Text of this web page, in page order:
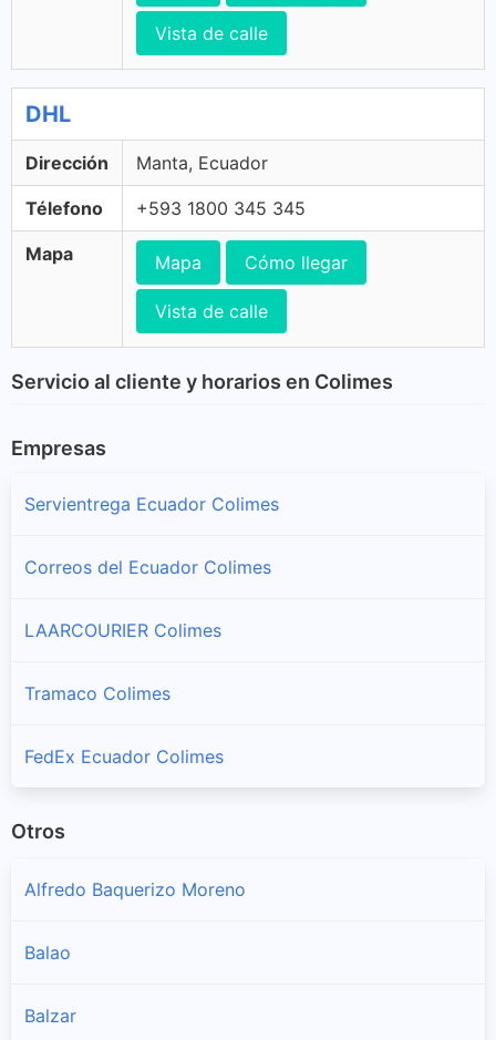
Vista de calle
DHL
Dirección Manta, Ecuador
Télefono +593 1800 345 345
Mapa Mapa Cómo llegar
Vista de calle
Servicio al cliente y horarios en Colimes
Empresas
Servientrega Ecuador Colimes
Correos del Ecuador Colimes
LAARCOURIER Colimes
Tramaco Colimes
FedEx Ecuador Colimes
Otros
Alfredo Baquerizo Moreno
Balao
Balzar